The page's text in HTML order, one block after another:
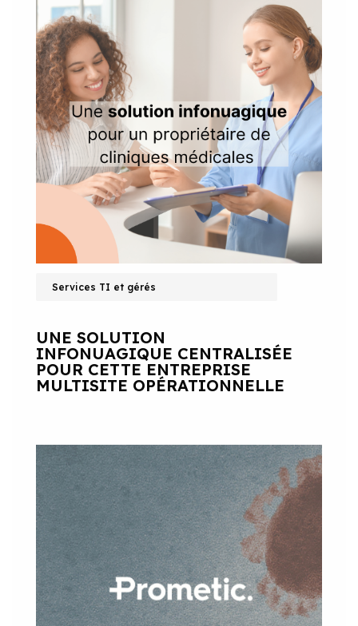
Services TI et gérés
UNE SOLUTION
INFONUAGIQUE CENTRALISÉE
POUR CETTE ENTREPRISE
MULTISITE OPÉRATIONNELLE